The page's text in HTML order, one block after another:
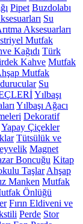
Pipet Buzdolabı
Su
Aksesuarları
Mutfak
Kağıdı Türk
Kahve Mutfak
Mutfak
Su
Yılbaşı
Yılbaşı Ağacı
Dekoratif
Yapay Çiçekler
Tütsülük ve
Magnet
Boncuğu Kitap
Taşlar Ahşap
Manken Mutfak
Önlüğü
Fırın Eldiveni ve
Perde Stor